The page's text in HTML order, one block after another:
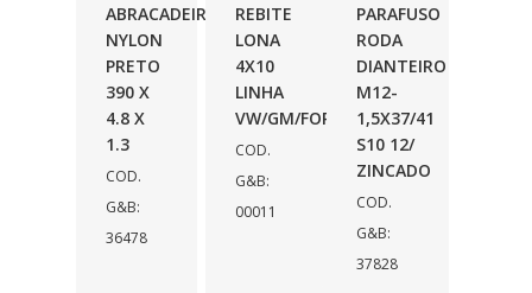
ABRACADEIRA
NYLON
PRETO
390 X
4.8 X
1.3
COD.
G&B:
36478
REBITE
LONA
4X10
LINHA
VW/GM/FORD
COD.
G&B:
00011
PARAFUSO
RODA
DIANTEIRO
M12-
1,5X37/41
S10 12/
ZINCADO
COD.
G&B:
37828